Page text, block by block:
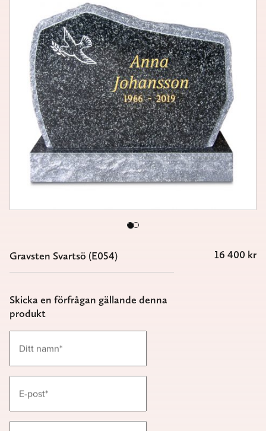
Gravsten Svartsö (E054) 16 400 kr
Skicka en förfrågan gällande denna
produkt
Ditt namn*
E-post*